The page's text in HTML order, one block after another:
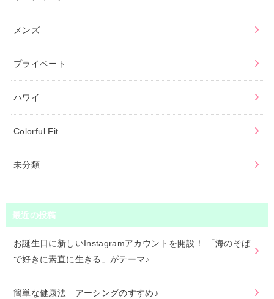
メンズ
プライベート
ハワイ
Colorful Fit
未分類
最近の投稿
お誕生日に新しいInstagramアカウントを開設！ 「海のそば
で好きに素直に生きる」がテーマ♪
簡単な健康法 アーシングのすすめ♪